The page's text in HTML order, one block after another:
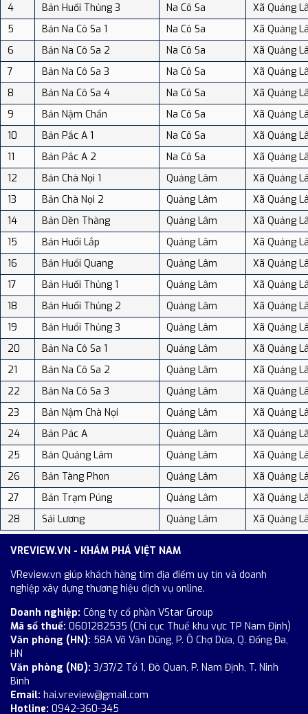
4
Bản Huổi Thủng 3 Na Cô Sa
Xã Quảng
5
Bản Na Cô Sa 1 Na Cô Sa
Xã Quảng
6
Bản Na Cô Sa 2 Na Cô Sa
Xã Quảng
7
Bản Na Cô Sa 3 Na Cô Sa
Xã Quảng
8
Bản Na Cô Sa 4 Na Cô Sa
Xã Quảng
9
Bản Nậm Chẩn Na Cô Sa
Xã Quảng
10
Bản Pắc A 1 Na Cô Sa
Xã Quảng
11
Bản Pắc A 2 Na Cô Sa
Xã Quảng
12
Bản Chà Nọi 1 Quảng Lâm
Xã Quảng
13
Bản Chà Nọi 2 Quảng Lâm
Xã Quảng
14
Bản Dền Thàng Quảng Lâm
Xã Quảng
15
Bản Huổi Lắp Quảng Lâm
Xã Quảng
16
Bản Huổi Quang Quảng Lâm
Xã Quảng
17
Bản Huổi Thủng 1 Quảng Lâm
Xã Quảng
18
Bản Huổi Thủng 2 Quảng Lâm
Xã Quảng
19
Bản Huổi Thủng 3 Quảng Lâm
Xã Quảng
20
Bản Na Cô Sa 1 Quảng Lâm
Xã Quảng
21
Bản Na Cô Sa 2 Quảng Lâm
Xã Quảng
22
Bản Na Cô Sa 3 Quảng Lâm
Xã Quảng
23
Bản Nậm Chà Nọi Quảng Lâm
Xã Quảng
24
Bản Pác A Quảng Lâm
Xã Quảng
25
Bản Quảng Lâm Quảng Lâm
Xã Quảng
26
Bản Tàng Phon Quảng Lâm
Xã Quảng
27
Bản Trạm Púng Quảng Lâm
Xã Quảng
28
Sái Lương Quảng Lâm Xã Quảng
VREVIEW.VN - KHÁM PHÁ VIỆT NAM
VReview.vn giúp khách hàng tìm địa điểm uy tín và doanh
nghiệp xây dựng thương hiệu dịch vụ online.
Doanh nghiệp: Công ty cổ phần VStar Group
Mã số thuế: 0601282535 (Chi cục Thuế khu vực TP Nam Định)
Văn phòng (HN): 58A Võ Văn Dũng, P. Ô Chợ Dừa, Q. Đống Đa,
HN
Văn phòng (NĐ): 3/37/2 Tổ 1, Đò Quan, P. Nam Định, T. Ninh
Bình
Email: hai.vreview@gmail.com
Hotline: 0942-360-345